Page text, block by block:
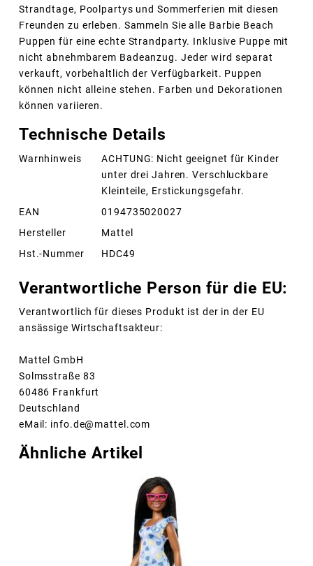
Strandtage, Poolpartys und Sommerferien mit diesen
Freunden zu erleben. Sammeln Sie alle Barbie Beach
Puppen für eine echte Strandparty. Inklusive Puppe mit
nicht abnehmbarem Badeanzug. Jeder wird separat
verkauft, vorbehaltlich der Verfügbarkeit. Puppen
können nicht alleine stehen. Farben und Dekorationen
können variieren.
Technische Details
Warnhinweis
ACHTUNG: Nicht geeignet für Kinder
unter drei Jahren. Verschluckbare
Kleinteile, Erstickungsgefahr.
EAN
0194735020027
Hersteller
Mattel
Hst.-Nummer
HDC49
Verantwortliche Person für die EU:
Verantwortlich für dieses Produkt ist der in der EU
ansässige Wirtschaftsakteur:
Mattel GmbH
Solmsstraße 83
60486 Frankfurt
Deutschland
eMail: info.de@mattel.com
Ähnliche Artikel